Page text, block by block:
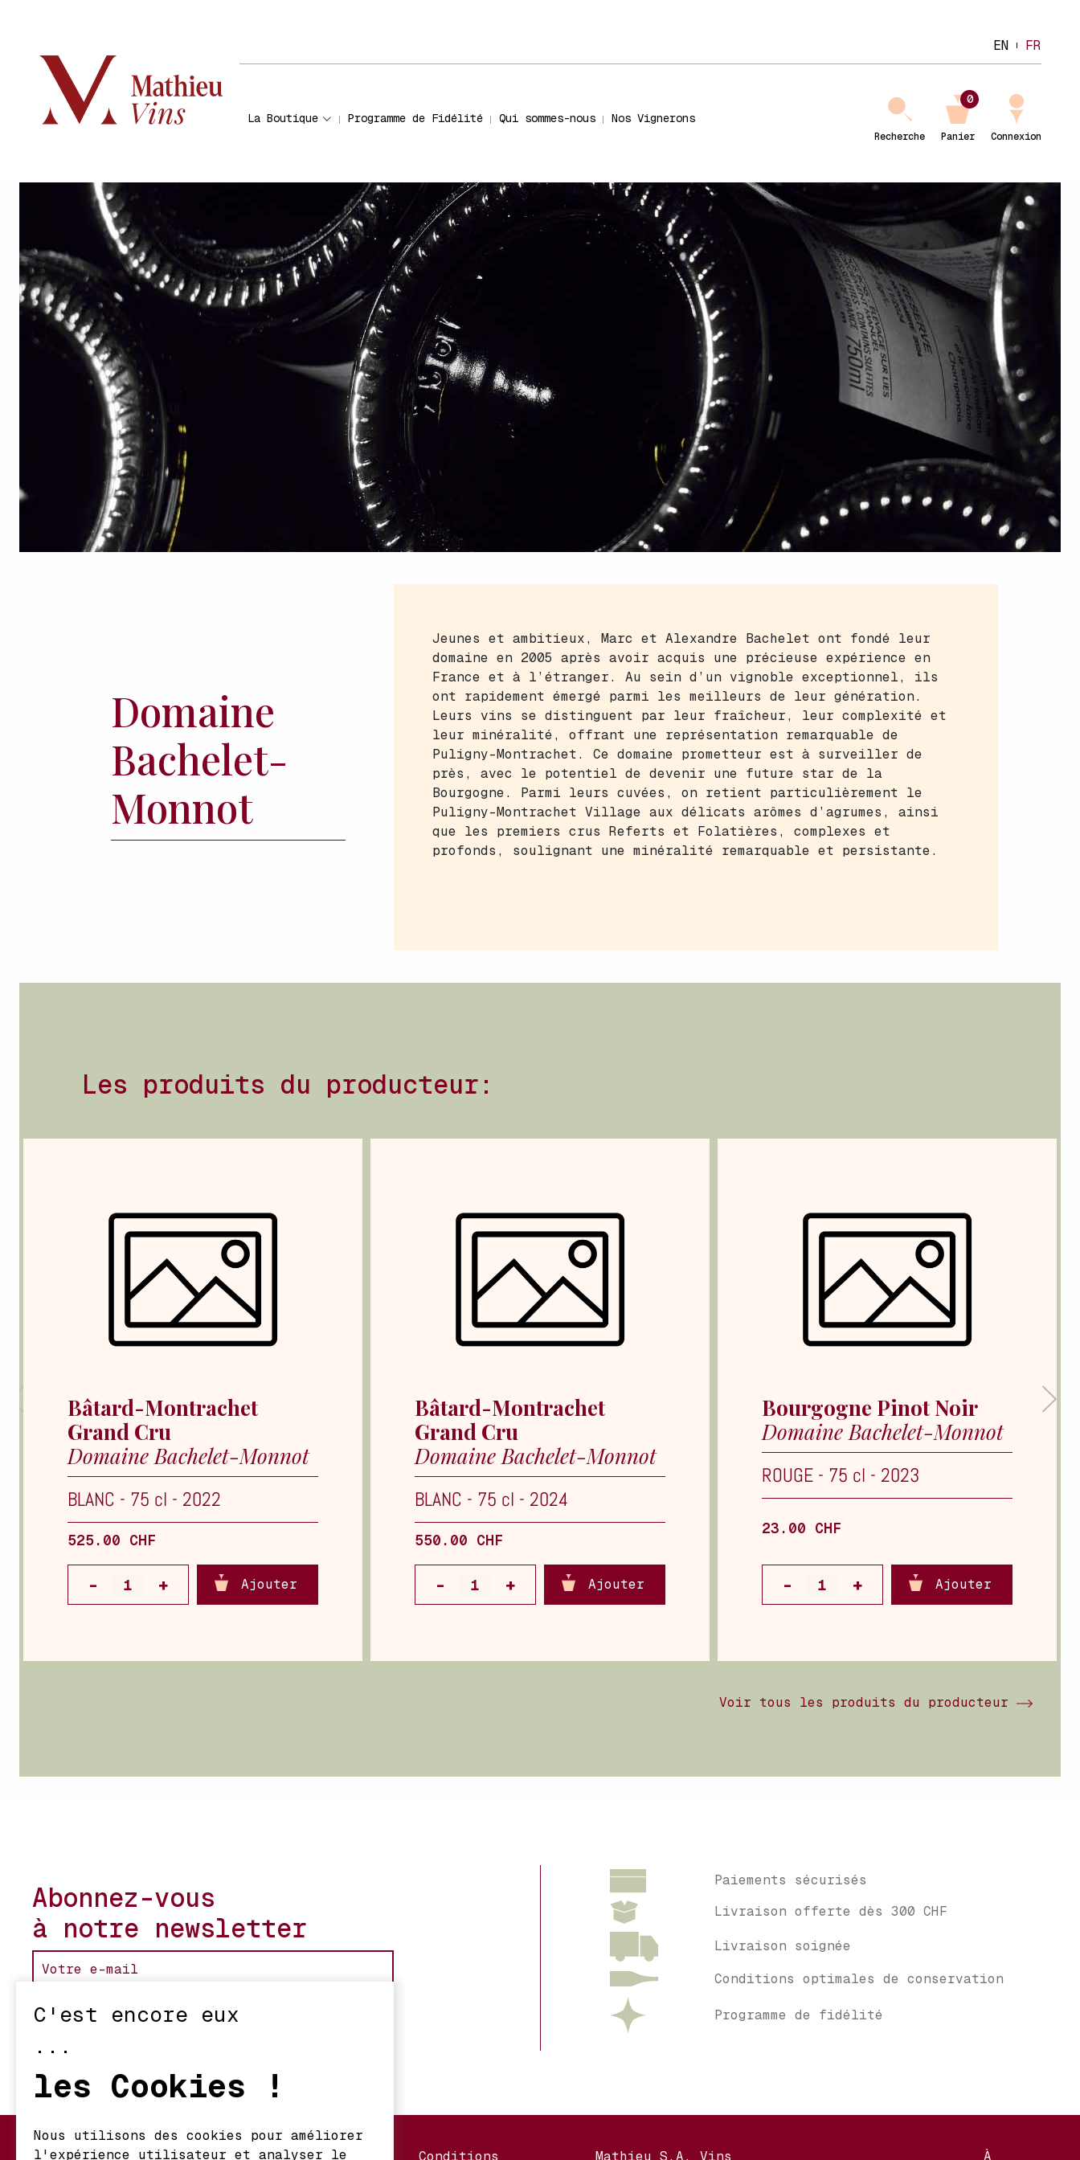
EN FR
La Boutique Programme de Fidélité Qui sommes-nous Nos Vignerons
Recherche Panier
0
Connexion
Domaine
Bachelet-
Monnot
Jeunes et ambitieux, Marc et Alexandre Bachelet ont fondé leur
domaine en 2005 après avoir acquis une précieuse expérience en
France et à l’étranger. Au sein d’un vignoble exceptionnel, ils
ont rapidement émergé parmi les meilleurs de leur génération.
Leurs vins se distinguent par leur fraîcheur, leur complexité et
leur minéralité, offrant une représentation remarquable de
Puligny-Montrachet. Ce domaine prometteur est à surveiller de
près, avec le potentiel de devenir une future star de la
Bourgogne. Parmi leurs cuvées, on retient particulièrement le
Puligny-Montrachet Village aux délicats arômes d’agrumes, ainsi
que les premiers crus Referts et Folatières, complexes et
profonds, soulignant une minéralité remarquable et persistante.
Les produits du producteur:
Bâtard-Montrachet
Grand Cru
Domaine Bachelet-Monnot
BLANC - 75 cl - 2022
525.00 CHF
Ajouter
Bâtard-Montrachet
Grand Cru
Domaine Bachelet-Monnot
BLANC - 75 cl - 2024
550.00 CHF
Ajouter
Bourgogne Pinot Noir
Domaine Bachelet-Monnot
ROUGE - 75 cl - 2023
23.00 CHF
Ajouter
Voir tous les produits du producteur
Abonnez-vous
à notre newsletter
Paiements sécurisés
Livraison offerte dès 300 CHF
Livraison soignée
Conditions optimales de conservation
Programme de fidélité
Mon Compte Nos Vignerons Conditions Mathieu S.A. Vins À
C'est encore eux
...
les Cookies !
Nous utilisons des cookies pour améliorer
l'expérience utilisateur et analyser le